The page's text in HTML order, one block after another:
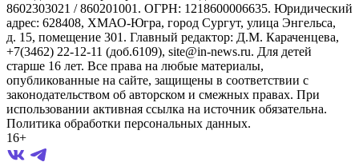
8602303021 / 860201001. ОГРН: 1218600006635. Юридический
адрес: 628408, ХМАО-Югра, город Сургут, улица Энгельса,
д. 15, помещение 301. Главный редактор: Д.М. Караченцева,
+7(3462) 22-12-11 (доб.6109), site@in-news.ru. Для детей
старше 16 лет. Все права на любые материалы,
опубликованные на сайте, защищены в соответствии с
законодательством об авторском и смежных правах. При
использовании активная ссылка на источник обязательна.
Политика обработки персональных данных.
16+